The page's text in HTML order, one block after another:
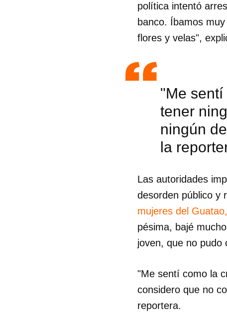
política intentó
banco. Íbamos
flores y velas",
"Me
tener
ningún
la
Las autoridades
desorden público y
mujeres del
pésima, bajé
joven, que no pudo
"Me sentí como la
considero que no
reportera.